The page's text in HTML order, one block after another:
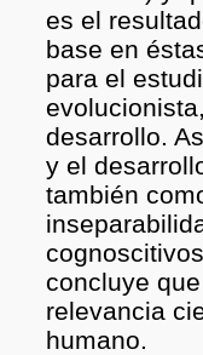
es el
base en
para el
desarrollo.
y el
también
concluye
relevancia
humano.